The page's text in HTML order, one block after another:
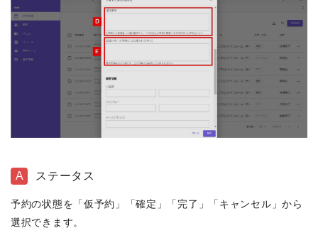
A ステータス
予約の状態を「仮予約」「確定」「完了」「キャンセル」から
選択できます。